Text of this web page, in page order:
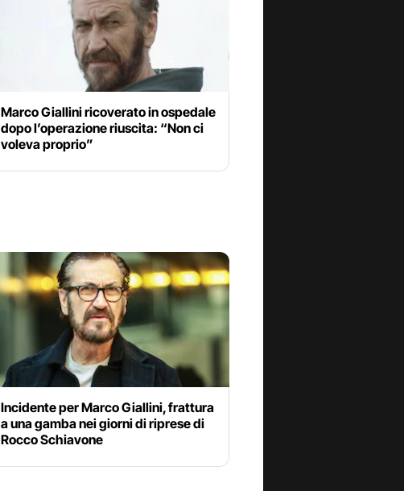
Marco Giallini ricoverato in ospedale
dopo l’operazione riuscita: “Non ci
voleva proprio”
Incidente per Marco Giallini, frattura
a una gamba nei giorni di riprese di
Rocco Schiavone